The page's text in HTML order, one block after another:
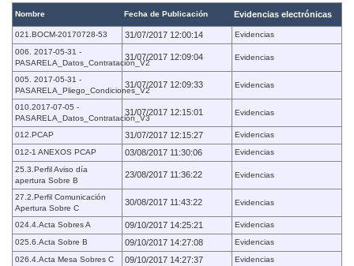
Nombre Fecha de Publicación Evidencias electrónicas
021.BOCM-20170728-53 31/07/2017 12:00:14
Evidencias
006. 2017-05-31 -
PASARELA_Datos_Contratación_V2
31/07/2017 12:09:04 Evidencias
005. 2017-05-31 -
PASARELA_Pliego_Condiciones_V2
31/07/2017 12:09:33 Evidencias
010.2017-07-05 -
PASARELA_Datos_Contratación_V3
31/07/2017 12:15:01 Evidencias
012.PCAP 31/07/2017 12:15:27
Evidencias
012-1 ANEXOS PCAP
03/08/2017 11:30:06
Evidencias
25.3.Perfil Aviso día
apertura Sobre B
23/08/2017 11:36:22 Evidencias
27.2.Perfil Comunicación
Apertura Sobre C
30/08/2017 11:43:22 Evidencias
024.4.Acta Sobres A 09/10/2017 14:25:21
Evidencias
025.6.Acta Sobre B
09/10/2017 14:27:08
Evidencias
026.4.Acta Mesa Sobres C
09/10/2017 14:27:37
Evidencias